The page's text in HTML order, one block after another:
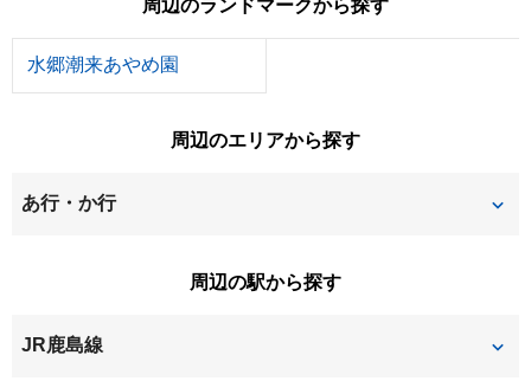
周辺のランドマークから探す
水郷潮来あやめ園
周辺のエリアから探す
あ行・か行
周辺の駅から探す
JR鹿島線